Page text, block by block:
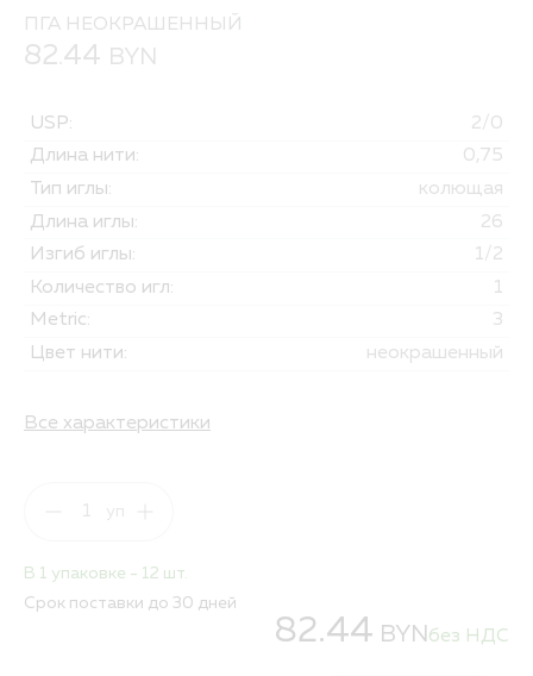
ПГА НЕОКРАШЕННЫЙ
82.44 BYN
USP:
2/0
Длина нити:
0,75
Тип иглы:
колющая
Длина иглы:
26
Изгиб иглы:
1/2
Количество игл:
1
Metric:
3
Цвет нити:
неокрашенный
Все характеристики
В 1 упаковке - 12 шт.
Срок поставки до 30 дней
82.44 BYN без НДС